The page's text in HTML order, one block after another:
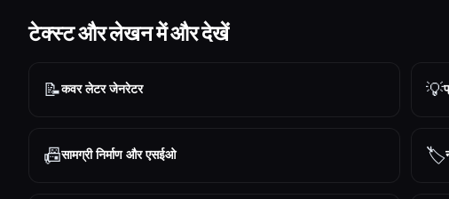
टेक्स्ट और लेखन में और देखें
📝कवर लेटर जेनरेटर 💡
📠सामग्री निर्माण और एसईओ 🏷️